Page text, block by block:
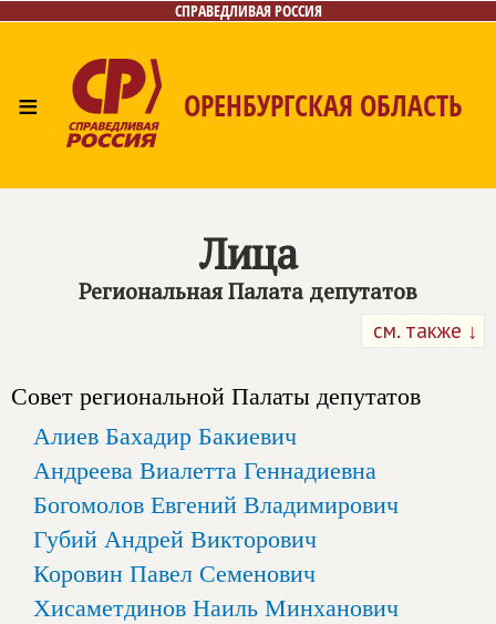
СПРАВЕДЛИВАЯ РОССИЯ
≡ ОРЕНБУРГСКАЯ ОБЛАСТЬ
Контакты
Лица
Региональная Палата депутатов
см. также ↓
Совет региональной Палаты депутатов
Алиев Бахадир Бакиевич
Андреева Виалетта Геннадиевна
Богомолов Евгений Владимирович
Губий Андрей Викторович
Коровин Павел Семенович
Хисаметдинов Наиль Минханович